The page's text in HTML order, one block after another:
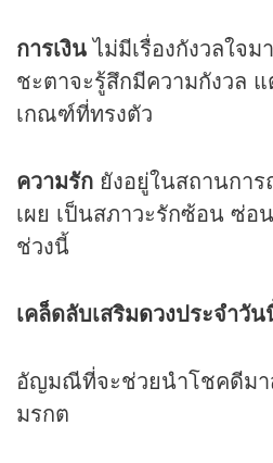
การเงินไม่มีเรื่องกังวลใจม
ชะตาจะรู้สึกมีความกังวล
เกณฑ์ที่ทรงตัว
ความรัก ยังอยู่ในสถานกา
เผย เป็นสภาวะรักซ้อน ซ่อ
ช่วงนี้
เคล็ดลับเสริมดวงประจำวั
อัญมณีที่จะช่วยนำโชคดีมา
มรกต